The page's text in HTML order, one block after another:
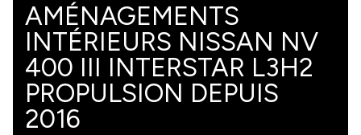
AMÉNAGEMENTS
INTÉRIEURS NISSAN NV
400 III INTERSTAR L3H2
PROPULSION DEPUIS
2016